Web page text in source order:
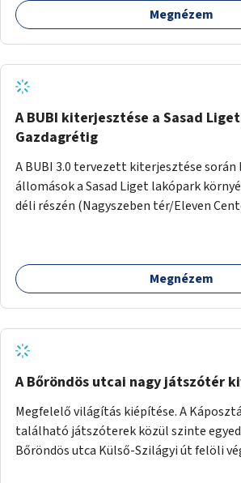
barátságosabbá és zöldebbé lehetne
Megnézem
A BUBI kiterjesztése a Sasad
Gazdagrétig
A BUBI 3.0 tervezett kiterjesztése során
állomások a Sasad Liget lakópark
déli részén (Nagyszeben tér/Eleven
Megnézem
A Bőröndös utcai nagy játszótér
Megfelelő világítás kiépítése. A
található játszóterek közül szinte
Bőröndös utca Külső-Szilágyi út felöli